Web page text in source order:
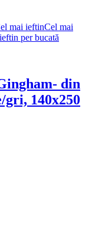
mai ieftinCel mai
per bucată
- din
gri, 140x250